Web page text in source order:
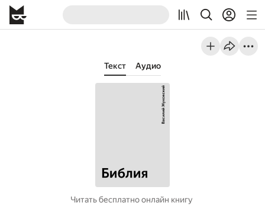
Текст Аудио
Читать бесплатно онлайн книгу